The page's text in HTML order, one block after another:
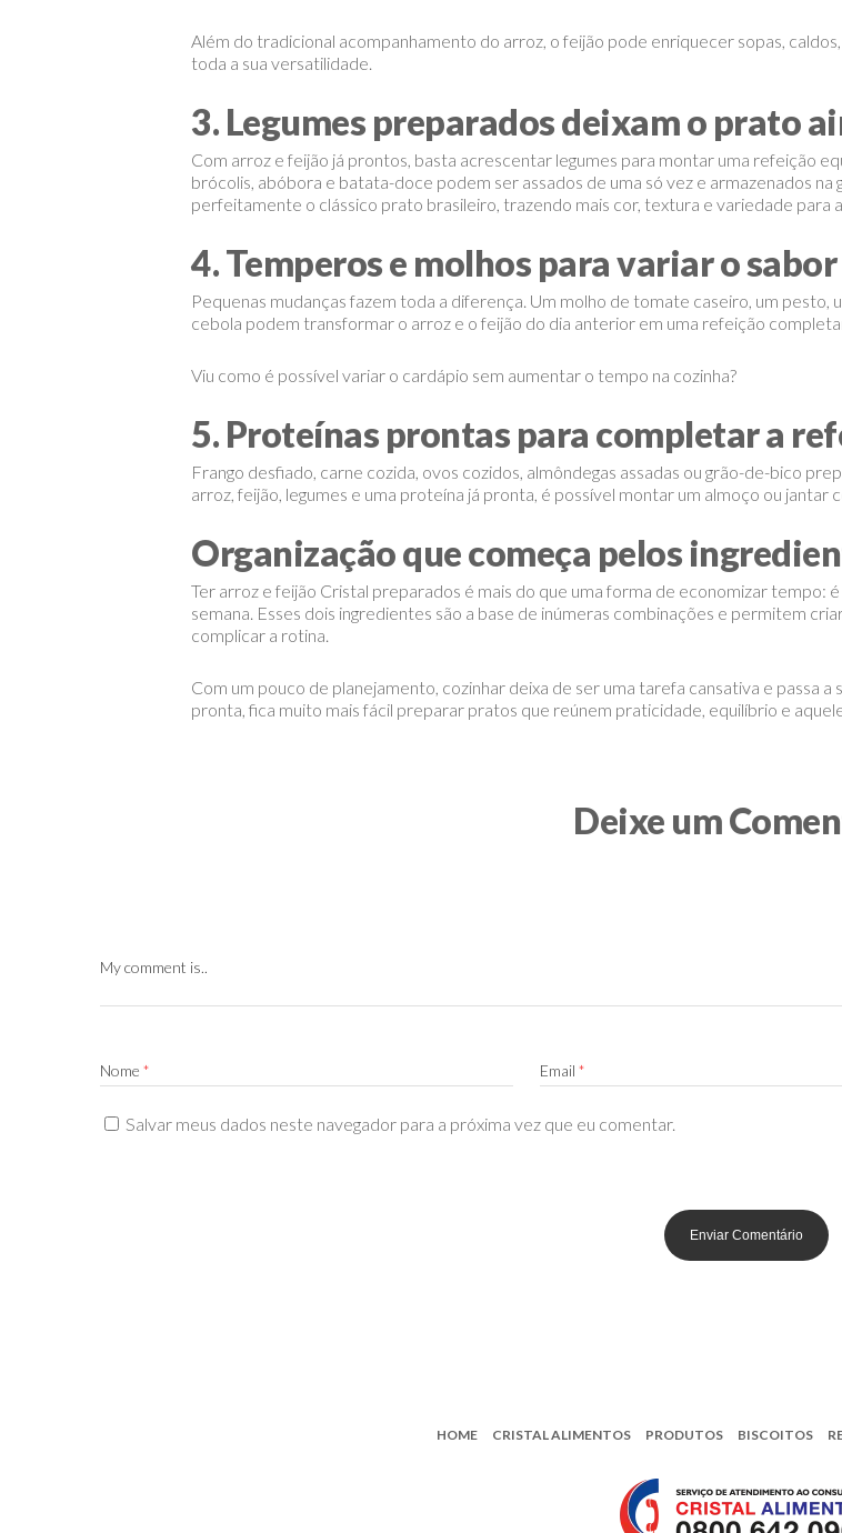
Além do tradicional acompanhamento do arroz, o feijão pode enriquecer sopas,
toda a sua versatilidade.
3. Legumes preparados deixam o prato
Com arroz e feijão já prontos, basta acrescentar legumes para montar uma refeição
brócolis, abóbora e batata-doce podem ser assados de uma só vez e armazenados
perfeitamente o clássico prato brasileiro, trazendo mais cor, textura e variedade para
4. Temperos e molhos para variar o sabor
Pequenas mudanças fazem toda a diferença. Um molho de tomate caseiro, um pesto,
cebola podem transformar o arroz e o feijão do dia anterior em uma refeição
Viu como é possível variar o cardápio sem aumentar o tempo na cozinha?
5. Proteínas prontas para completar a
Frango desfiado, carne cozida, ovos cozidos, almôndegas assadas ou grão-de-bico
arroz, feijão, legumes e uma proteína já pronta, é possível montar um almoço ou
Organização que começa pelos
Ter arroz e feijão Cristal preparados é mais do que uma forma de economizar tempo:
semana. Esses dois ingredientes são a base de inúmeras combinações e permitem
complicar a rotina.
Com um pouco de planejamento, cozinhar deixa de ser uma tarefa cansativa e passa
pronta, fica muito mais fácil preparar pratos que reúnem praticidade, equilíbrio e
Deixe um
My comment is..
Nome * Email *
Salvar meus dados neste navegador para a próxima vez que eu comentar.
HOME CRISTAL ALIMENTOS PRODUTOS BISCOITOS